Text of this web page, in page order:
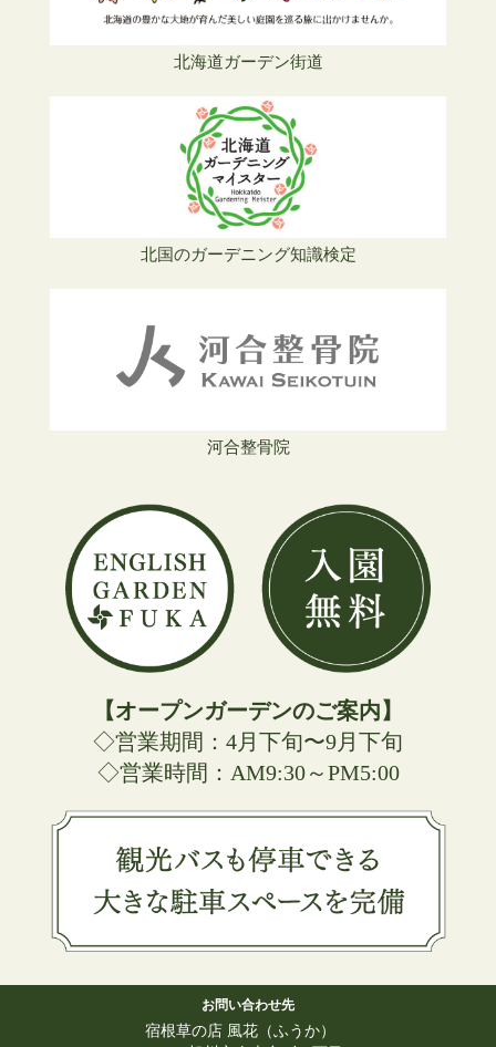
北海道ガーデン街道
北国のガーデニング知識検定
河合整骨院
【オープンガーデンのご案内】
◇営業期間：4月下旬〜9月下旬
◇営業時間：AM9:30～PM5:00
お問い合わせ先
宿根草の店 風花（ふうか）